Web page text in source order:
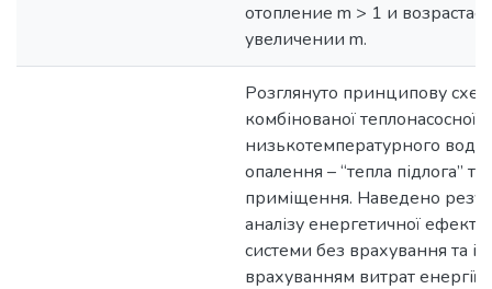
отопление m > 1 и
увеличении m.
Розглянуто принципову
комбінованої теплонасосної
низькотемпературного
опалення – “тепла підлога”
приміщення. Наведено
аналізу енергетичної
системи без врахування та із
врахуванням витрат енергії